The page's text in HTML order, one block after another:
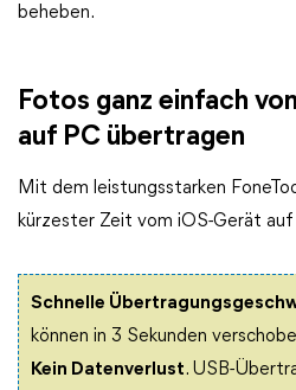
beheben.
Fotos ganz einfach
auf PC übertragen
Mit dem leistungsstarken
kürzester Zeit vom iOS-Gerät
Schnelle
können in 3 Sekunden
Kein Datenverlust. USB-